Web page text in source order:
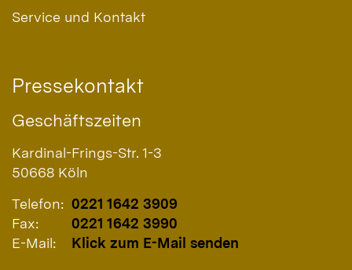
Service und Kontakt
Pressekontakt
Geschäftszeiten
Kardinal-Frings-Str. 1-3
50668 Köln
Telefon: 0221 1642 3909
Fax:
0221 1642 3990
E-Mail:
Klick zum E-Mail senden